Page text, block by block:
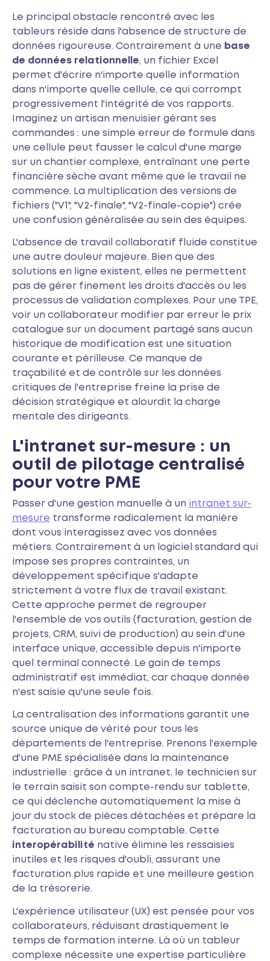
Le principal obstacle rencontré avec les
tableurs réside dans l'absence de structure de
données rigoureuse. Contrairement à une base
de données relationnelle, un fichier Excel
permet d'écrire n'importe quelle information
dans n'importe quelle cellule, ce qui corrompt
progressivement l'intégrité de vos rapports.
Imaginez un artisan menuisier gérant ses
commandes : une simple erreur de formule dans
une cellule peut fausser le calcul d'une marge
sur un chantier complexe, entraînant une perte
financière sèche avant même que le travail ne
commence. La multiplication des versions de
fichiers ("V1", "V2-finale", "V2-finale-copie") crée
une confusion généralisée au sein des équipes.
L'absence de travail collaboratif fluide constitue
une autre douleur majeure. Bien que des
solutions en ligne existent, elles ne permettent
pas de gérer finement les droits d'accès ou les
processus de validation complexes. Pour une TPE,
voir un collaborateur modifier par erreur le prix
catalogue sur un document partagé sans aucun
historique de modification est une situation
courante et périlleuse. Ce manque de
traçabilité et de contrôle sur les données
critiques de l'entreprise freine la prise de
décision stratégique et alourdit la charge
mentale des dirigeants.
L'intranet sur-mesure : un
outil de pilotage centralisé
pour votre PME
Passer d'une gestion manuelle à un intranet sur-
mesure transforme radicalement la manière
dont vous interagissez avec vos données
métiers. Contrairement à un logiciel standard qui
impose ses propres contraintes, un
développement spécifique s'adapte
strictement à votre flux de travail existant.
Cette approche permet de regrouper
l'ensemble de vos outils (facturation, gestion de
projets, CRM, suivi de production) au sein d'une
interface unique, accessible depuis n'importe
quel terminal connecté. Le gain de temps
administratif est immédiat, car chaque donnée
n'est saisie qu'une seule fois.
La centralisation des informations garantit une
source unique de vérité pour tous les
départements de l'entreprise. Prenons l'exemple
d'une PME spécialisée dans la maintenance
industrielle : grâce à un intranet, le technicien sur
le terrain saisit son compte-rendu sur tablette,
ce qui déclenche automatiquement la mise à
jour du stock de pièces détachées et prépare la
facturation au bureau comptable. Cette
interopérabilité native élimine les ressaisies
inutiles et les risques d'oubli, assurant une
facturation plus rapide et une meilleure gestion
de la trésorerie.
L'expérience utilisateur (UX) est pensée pour vos
collaborateurs, réduisant drastiquement le
temps de formation interne. Là où un tableur
complexe nécessite une expertise particulière